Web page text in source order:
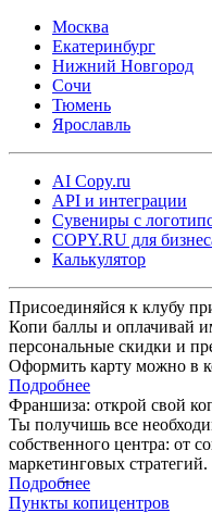
Москва
Екатеринбург
Нижний Новгород
Сочи
Тюмень
Ярославль
AI Copy.ru
API и интеграции
Сувениры с
COPY.RU для
Калькулятор
Присоединяйся к клубу
Копи баллы и оплачивай
персональные скидки и
Оформить карту можно в
Подробнее
Франшиза: открой свой
Ты получишь все
собственного центра: от
маркетинговых стратегий.
Подробнее
Пункты копицентров